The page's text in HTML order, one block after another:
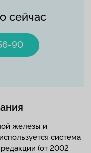
сейчас
90
железы и
система
(от 2002